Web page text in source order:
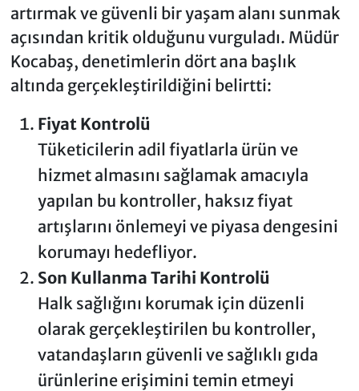
artırmak ve güvenli bir yaşam alanı sunmak
açısından kritik olduğunu vurguladı. Müdür
Kocabaş, denetimlerin dört ana başlık
altında gerçekleştirildiğini belirtti:
Fiyat Kontrolü
Tüketicilerin adil fiyatlarla ürün ve
hizmet almasını sağlamak amacıyla
yapılan bu kontroller, haksız fiyat
artışlarını önlemeyi ve piyasa dengesini
korumayı hedefliyor.
Son Kullanma Tarihi Kontrolü
Halk sağlığını korumak için düzenli
olarak gerçekleştirilen bu kontroller,
vatandaşların güvenli ve sağlıklı gıda
ürünlerine erişimini temin etmeyi